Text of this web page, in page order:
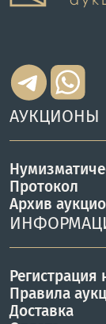
АУКЦИОНЫ
Протокол
Архив
Регистрация
Правила
Доставка